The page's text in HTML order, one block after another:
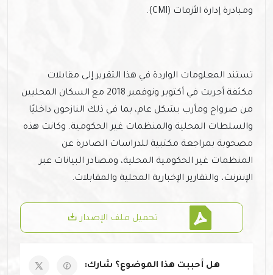
ومبادرة إدارة الأزمات (CMI).
تستند المعلومات الواردة في هذا التقرير إلى مقابلات
مكثفة أجريت في أكتوبر ونوفمبر 2018 مع السكان المحليين
من صرواح ومأرب بشكل عام، بما في ذلك النازحون داخليًا
والسلطات المحلية والمنظمات غير الحكومية. وكانت هذه
مصحوبة بمراجعة مكتبية للدراسات الصادرة عن
المنظمات غير الحكومية المحلية، ومصادر البيانات عبر
الإنترنت، والتقارير الإخبارية المحلية والمقابلات.
تحميل ملف الإصدار
هل أحببت هذا الموضوع؟ شارك: